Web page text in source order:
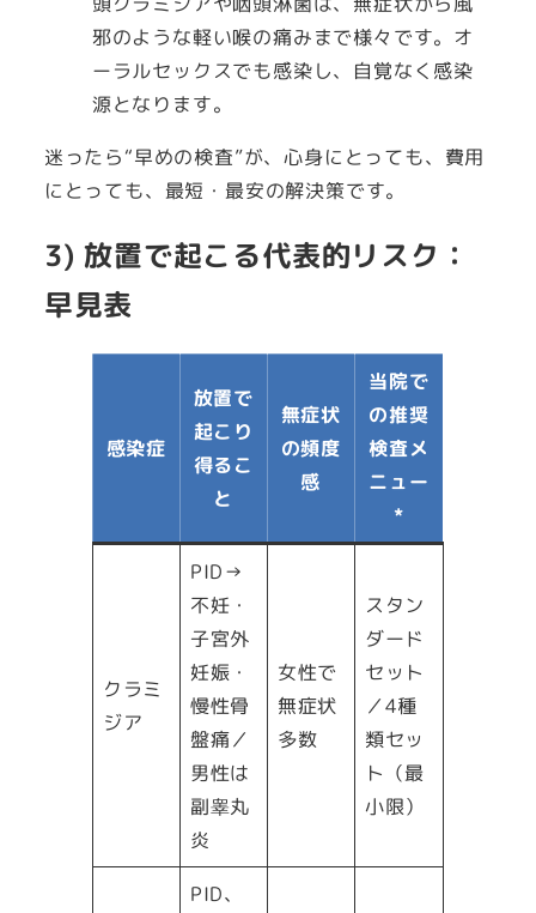
邪のような軽い喉の痛みまで様々です。オ
ーラルセックスでも感染し、自覚なく感染
源となります。
迷ったら“早めの検査”が、心身にとっても、費用
にとっても、最短・最安の解決策です。
3) 放置で起こる代表的リスク：
早見表
感染症
放置で
起こり
得るこ
と
無症状
の頻度
感
当院で
の推奨
検査メ
ニュー
*
クラミ
ジア
PID→
不妊・
子宮外
妊娠・
慢性骨
盤痛／
男性は
副睾丸
炎
女性で
無症状
多数
スタン
ダード
セット
／4種
類セッ
ト（最
小限）
PID、